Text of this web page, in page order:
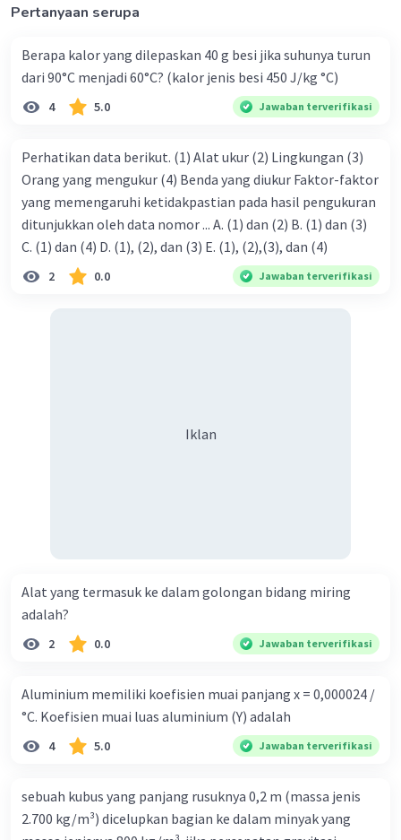
Pertanyaan serupa
Berapa kalor yang dilepaskan 40 g besi jika suhunya turun
dari 90°C menjadi 60°C? (kalor jenis besi 450 J/kg °C)
4 5.0 Jawaban terverifikasi
Perhatikan data berikut. (1) Alat ukur (2) Lingkungan (3)
Orang yang mengukur (4) Benda yang diukur Faktor-faktor
yang memengaruhi ketidakpastian pada hasil pengukuran
ditunjukkan oleh data nomor ... A. (1) dan (2) B. (1) dan (3)
C. (1) dan (4) D. (1), (2), dan (3) E. (1), (2),(3), dan (4)
2 0.0 Jawaban terverifikasi
Iklan
Alat yang termasuk ke dalam golongan bidang miring
adalah?
2 0.0 Jawaban terverifikasi
Aluminium memiliki koefisien muai panjang x = 0,000024 /
°C. Koefisien muai luas aluminium (Y) adalah
4 5.0 Jawaban terverifikasi
sebuah kubus yang panjang rusuknya 0,2 m (massa jenis
2.700 kg/m³) dicelupkan bagian ke dalam minyak yang